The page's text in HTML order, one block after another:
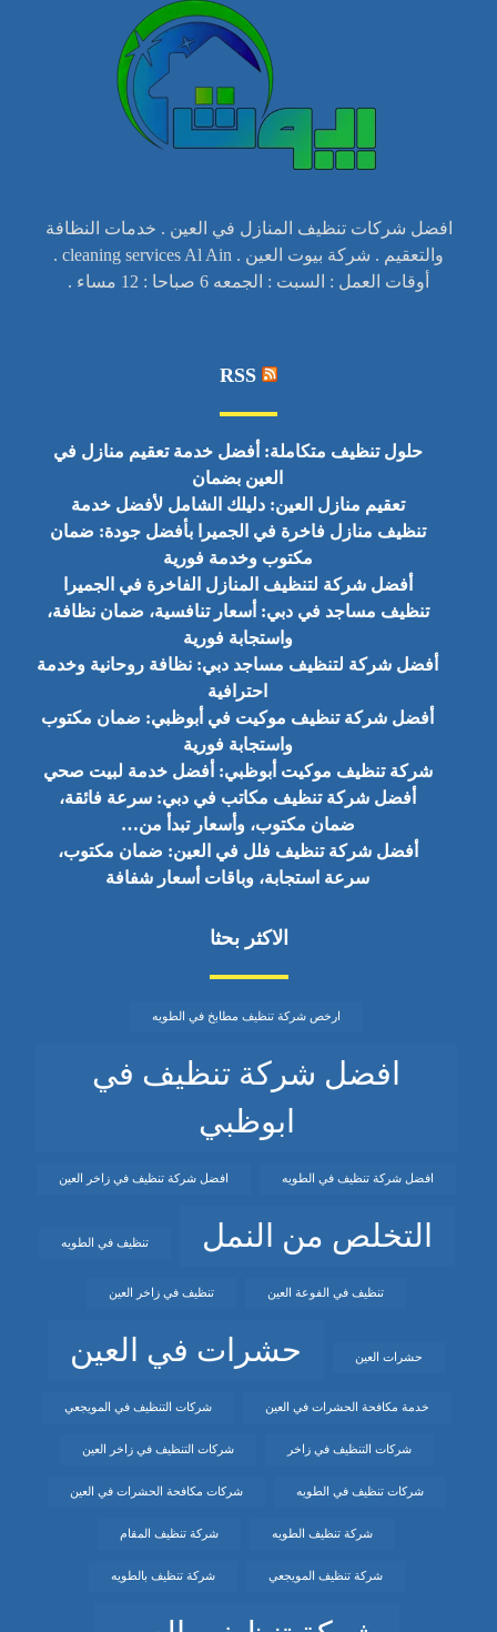
افضل شركات تنظيف المنازل في العين . خدمات النظافة
والتعقيم . شركة بيوت العين . cleaning services Al Ain .
أوقات العمل : السبت : الجمعه 6 صباحا : 12 مساء .
RSS
حلول تنظيف متكاملة: أفضل خدمة تعقيم منازل في
العين بضمان
تعقيم منازل العين: دليلك الشامل لأفضل خدمة
تنظيف منازل فاخرة في الجميرا بأفضل جودة: ضمان
مكتوب وخدمة فورية
أفضل شركة لتنظيف المنازل الفاخرة في الجميرا
تنظيف مساجد في دبي: أسعار تنافسية، ضمان نظافة،
واستجابة فورية
أفضل شركة لتنظيف مساجد دبي: نظافة روحانية وخدمة
احترافية
أفضل شركة تنظيف موكيت في أبوظبي: ضمان مكتوب
واستجابة فورية
شركة تنظيف موكيت أبوظبي: أفضل خدمة لبيت صحي
أفضل شركة تنظيف مكاتب في دبي: سرعة فائقة،
ضمان مكتوب، وأسعار تبدأ من…
أفضل شركة تنظيف فلل في العين: ضمان مكتوب،
سرعة استجابة، وباقات أسعار شفافة
الاكثر بحثا
ارخص شركة تنظيف مطابخ في الطويه
افضل شركة تنظيف في
ابوظبي
افضل شركة تنظيف في الطويه افضل شركة تنظيف في زاخر العين
التخلص من النمل تنظيف في الطويه
تنظيف في الفوعة العين تنظيف في زاخر العين
حشرات العين حشرات في العين
خدمة مكافحة الحشرات في العين شركات التنظيف في المويجعي
شركات التنظيف في زاخر شركات التنظيف في زاخر العين
شركات تنظيف في الطويه شركات مكافحة الحشرات في العين
شركة تنظيف الطويه شركة تنظيف المقام
شركة تنظيف المويجعي شركة تنظيف بالطويه